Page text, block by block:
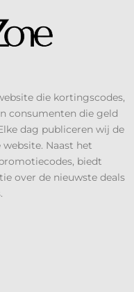
die kortingscodes,
consumenten die geld
dag publiceren wij de
Naast het
biedt
over de nieuwste deals